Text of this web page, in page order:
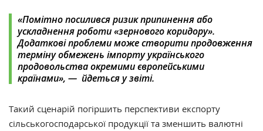
«Помітно посилився ризик припинення або
ускладнення роботи«зернового коридору».
Додаткові проблеми може створити продовження
терміну обмежень імпорту українського
продовольства окремими європейськими
країнами», — йдеться у звіті.
Такий сценарій погіршить перспективи експорту
сільськогосподарської продукції та зменшить валютні